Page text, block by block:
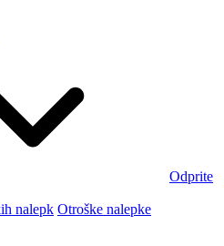
Odprite
nalepk Otroške nalepke